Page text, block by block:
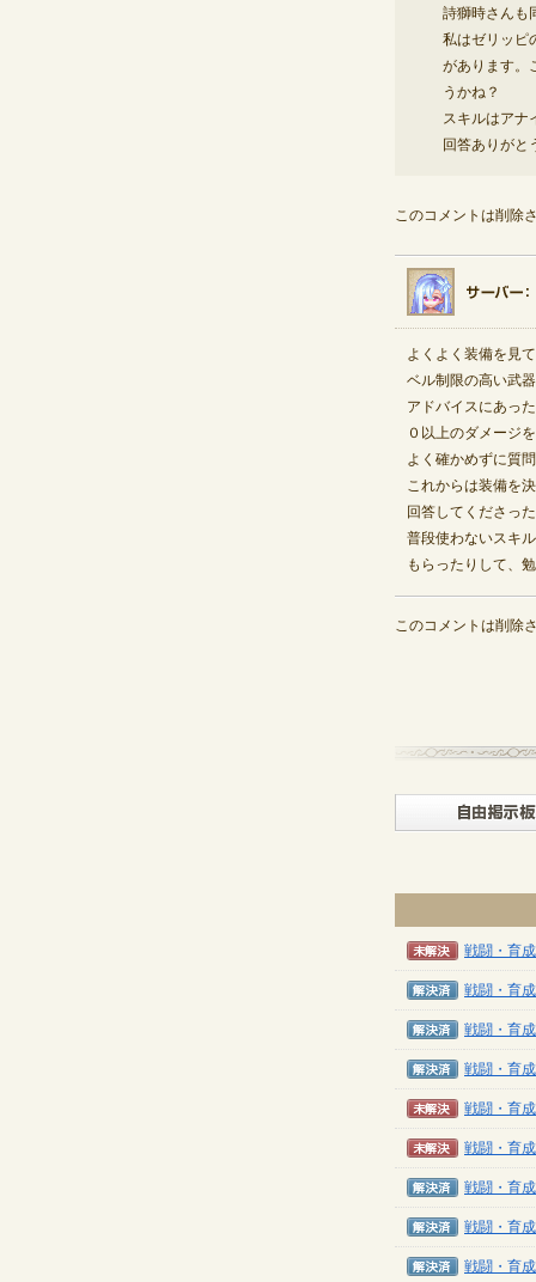
詩獅時さんも
私はゼリッピ
があります。
うかね？
スキルはアナ
回答ありがと
このコメントは削除
よくよく装備を見
ベル制限の高い武
アドバイスにあっ
０以上のダメージ
よく確かめずに質
これからは装備を
回答してくださっ
普段使わないスキ
もらったりして、
このコメントは削除
未解決
戦闘・育成
解決済み
戦闘・育成
解決済み
戦闘・育成
解決済み
戦闘・育成
未解決
戦闘・育成
未解決
戦闘・育成
解決済み
戦闘・育成
解決済み
戦闘・育成
解決済み
戦闘・育成